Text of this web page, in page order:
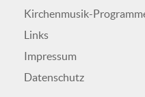
Kirchenmusik-
Links
Impressum
Datenschutz